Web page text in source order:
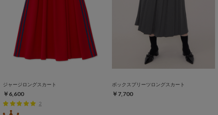
ジャージロングスカート
￥6,600
2
ボックスプリーツロングスカート
￥7,700